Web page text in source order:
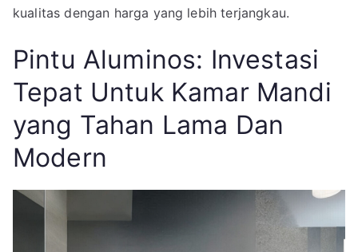
kualitas dengan harga yang lebih terjangkau.
Pintu Aluminos: Investasi
Tepat Untuk Kamar Mandi
yang Tahan Lama Dan
Modern